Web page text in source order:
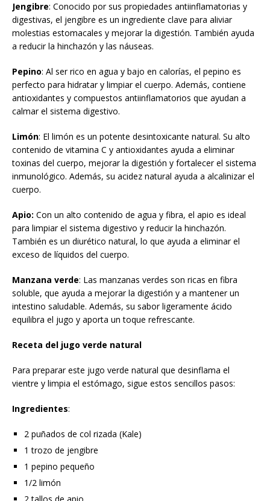
Jengibre: Conocido por sus propiedades antiinflamatorias y
digestivas, el jengibre es un ingrediente clave para aliviar
molestias estomacales y mejorar la digestión. También ayuda
a reducir la hinchazón y las náuseas.
Pepino: Al ser rico en agua y bajo en calorías, el pepino es
perfecto para hidratar y limpiar el cuerpo. Además, contiene
antioxidantes y compuestos antiinflamatorios que ayudan a
calmar el sistema digestivo.
Limón: El limón es un potente desintoxicante natural. Su alto
contenido de vitamina C y antioxidantes ayuda a eliminar
toxinas del cuerpo, mejorar la digestión y fortalecer el sistema
inmunológico. Además, su acidez natural ayuda a alcalinizar el
cuerpo.
Apio: Con un alto contenido de agua y fibra, el apio es ideal
para limpiar el sistema digestivo y reducir la hinchazón.
También es un diurético natural, lo que ayuda a eliminar el
exceso de líquidos del cuerpo.
Manzana verde: Las manzanas verdes son ricas en fibra
soluble, que ayuda a mejorar la digestión y a mantener un
intestino saludable. Además, su sabor ligeramente ácido
equilibra el jugo y aporta un toque refrescante.
Receta del jugo verde natural
Para preparar este jugo verde natural que desinflama el
vientre y limpia el estómago, sigue estos sencillos pasos:
Ingredientes:
2 puñados de col rizada (Kale)
1 trozo de jengibre
1 pepino pequeño
1/2 limón